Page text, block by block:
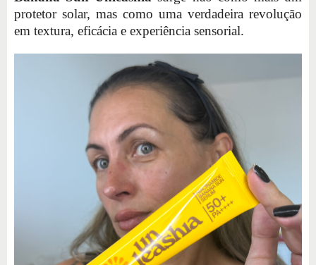
protetor solar, mas como uma verdadeira revolução
em textura, eficácia e experiência sensorial.